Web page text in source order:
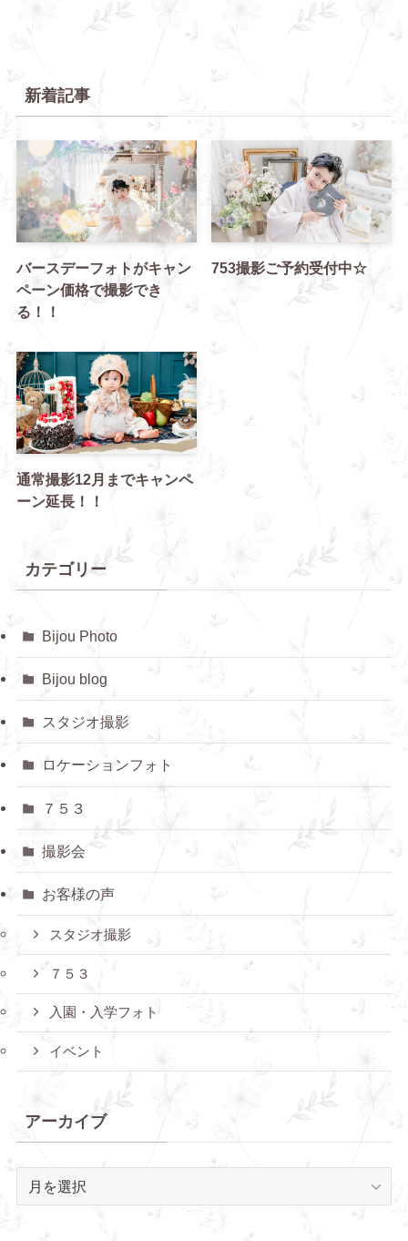
新着記事
バースデーフォトがキャン
ペーン価格で撮影でき
る！！
753撮影ご予約受付中☆
通常撮影12月までキャンペ
ーン延長！！
カテゴリー
Bijou Photo
Bijou blog
スタジオ撮影
ロケーションフォト
７５３
撮影会
お客様の声
スタジオ撮影
７５３
入園・入学フォト
イベント
アーカイブ